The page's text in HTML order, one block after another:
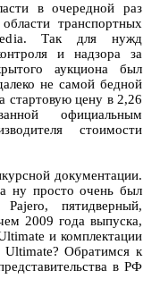
в очередной раз
транспортных
Так для нужд
и надзора за
аукциона был
не самой бедной
стартовую цену в 2,26
официальным
стоимости
документации.
ну просто очень был
пятидверный,
2009 года выпуска,
и комплектации
Ultimate? Обратимся к
в РФ